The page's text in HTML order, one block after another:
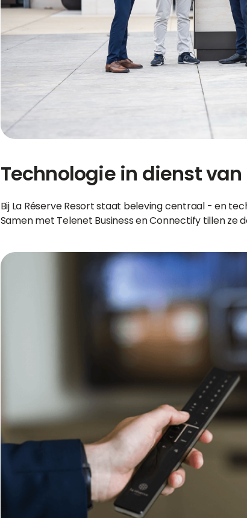
Technologie in dienst
Bij La Réserve Resort staat beleving centraal - en
Samen met Telenet Business en Connectify tillen ze